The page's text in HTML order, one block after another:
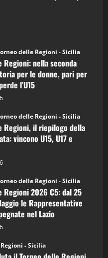
delle Regioni - Sicilia
Regioni: nella seconda
per le donne, pari per
l’U15
delle Regioni - Sicilia
Regioni, il riepilogo della
vincono U15, U17 e
delle Regioni - Sicilia
Regioni 2026 C5: dal 25
le Rappresentative
nel Lazio
- Sicilia